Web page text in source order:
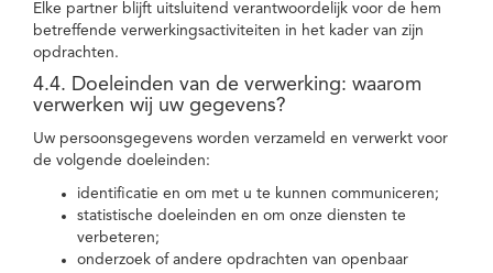
Elke partner blijft uitsluitend verantwoordelijk voor de hem
betreffende verwerkingsactiviteiten in het kader van zijn
opdrachten.
4.4. Doeleinden van de verwerking: waarom
verwerken wij uw gegevens?
Uw persoonsgegevens worden verzameld en verwerkt voor
de volgende doeleinden:
identificatie en om met u te kunnen communiceren;
statistische doeleinden en om onze diensten te
verbeteren;
onderzoek of andere opdrachten van openbaar